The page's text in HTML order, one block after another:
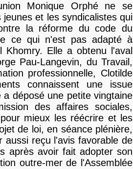
Monique Orphé ne se
et les syndicalistes qui
la réforme du code du
ce qui n'est pas adapté à
Elle a obtenu l'aval
Pau-Langevin, du Travail,
professionnelle, Clotilde
connaissent une issue
déposé une petite vingtaine
des affaires sociales,
mieux les réécrire et les
de loi, en séance plénière,
aussi reçu l'avis favorable de
après avoir fait adopter son
outre-mer de l'Assemblée